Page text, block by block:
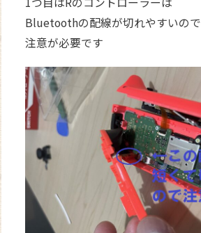
Bluetoothの配線が切れやすいので
注意が必要です